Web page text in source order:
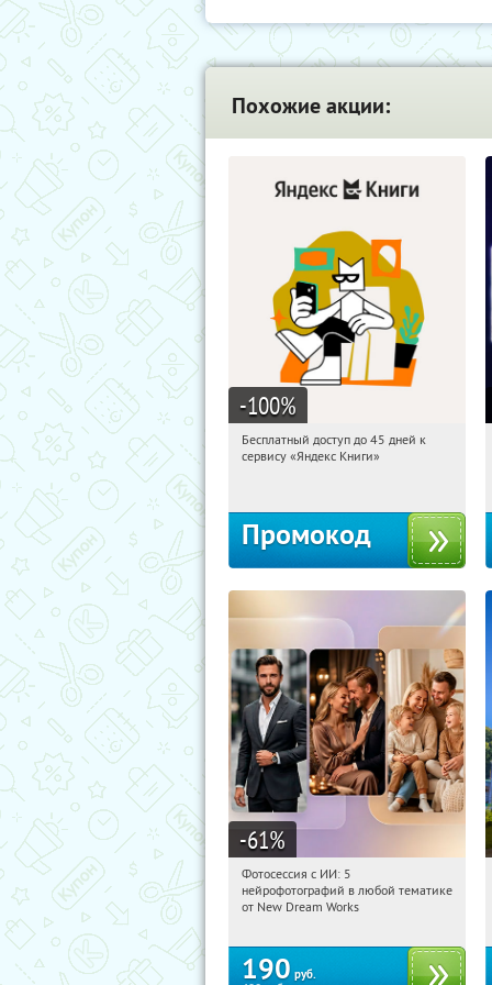
Похожие акции:
-100%
19:19:04
Получи первым!
Бесплатный доступ до 45 дней к
сервису «Яндекс Книги»
Промокод
-61%
19:19:04
Россия
Фотосессия с ИИ: 5
нейрофотографий в любой тематике
от New Dream Works
190 руб.